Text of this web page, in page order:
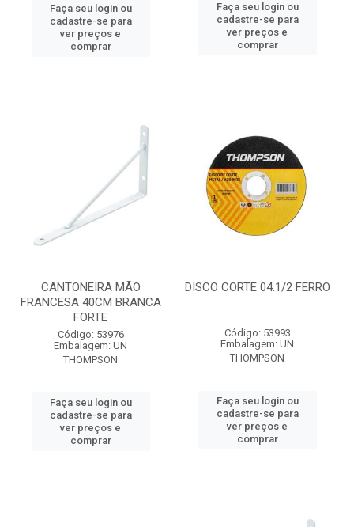
Faça seu login ou
cadastre-se para
ver preços e
comprar
Faça seu login ou
cadastre-se para
ver preços e
comprar
CANTONEIRA MÃO
FRANCESA 40CM BRANCA
FORTE
Código: 53976
Embalagem: UN
THOMPSON
Faça seu login ou
cadastre-se para
ver preços e
comprar
DISCO CORTE 04.1/2 FERRO
Código: 53993
Embalagem: UN
THOMPSON
Faça seu login ou
cadastre-se para
ver preços e
comprar